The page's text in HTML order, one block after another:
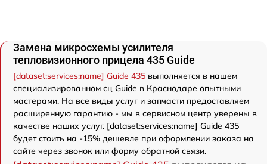
Замена микросхемы усилителя
тепловизионного прицела 435 Guide
[dataset:services:name] Guide 435 выполняется в нашем
специализированном сц Guide в Краснодаре опытными
мастерами. На все виды услуг и запчасти предоставляем
расширенную гарантию - мы в сервисном центр уверены в
качестве наших услуг. [dataset:services:name] Guide 435
будет стоить на -15% дешевле при оформлении заказа на
сайте через звонок или форму обратной связи.